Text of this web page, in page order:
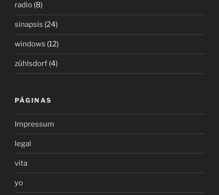
radio (8)
sinapsis (24)
windows (12)
zühlsdorf (4)
PÁGINAS
Impressum
legal
vita
yo